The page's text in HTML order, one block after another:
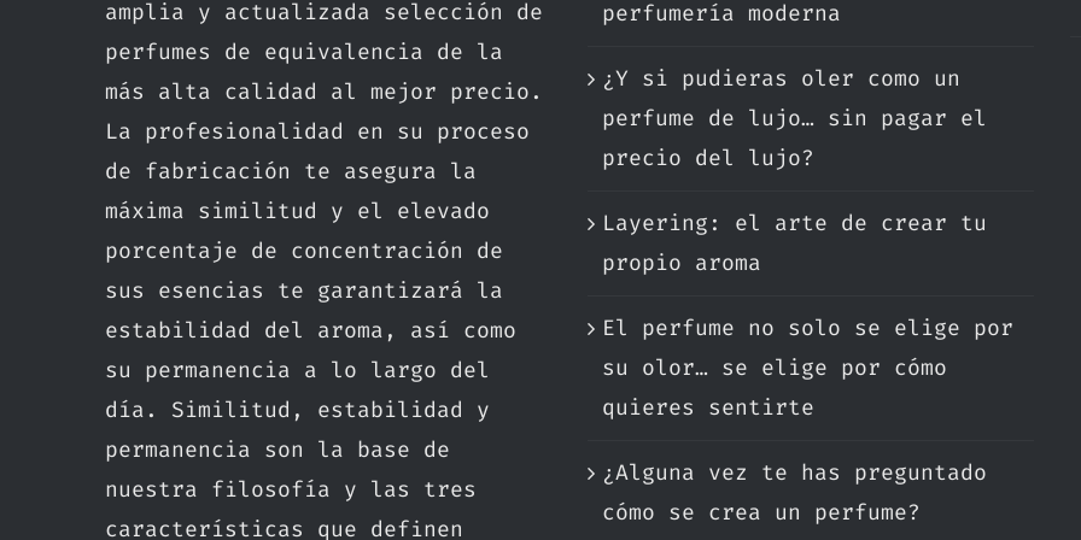
amplia y actualizada selección de
perfumes de equivalencia de la
más alta calidad al mejor precio.
La profesionalidad en su proceso
de fabricación te asegura la
máxima similitud y el elevado
porcentaje de concentración de
sus esencias te garantizará la
estabilidad del aroma, así como
su permanencia a lo largo del
día. Similitud, estabilidad y
permanencia son la base de
nuestra filosofía y las tres
características que definen
perfumería moderna
¿Y si pudieras oler como un
perfume de lujo… sin pagar el
precio del lujo?
Layering: el arte de crear tu
propio aroma
El perfume no solo se elige por
su olor… se elige por cómo
quieres sentirte
¿Alguna vez te has preguntado
cómo se crea un perfume?